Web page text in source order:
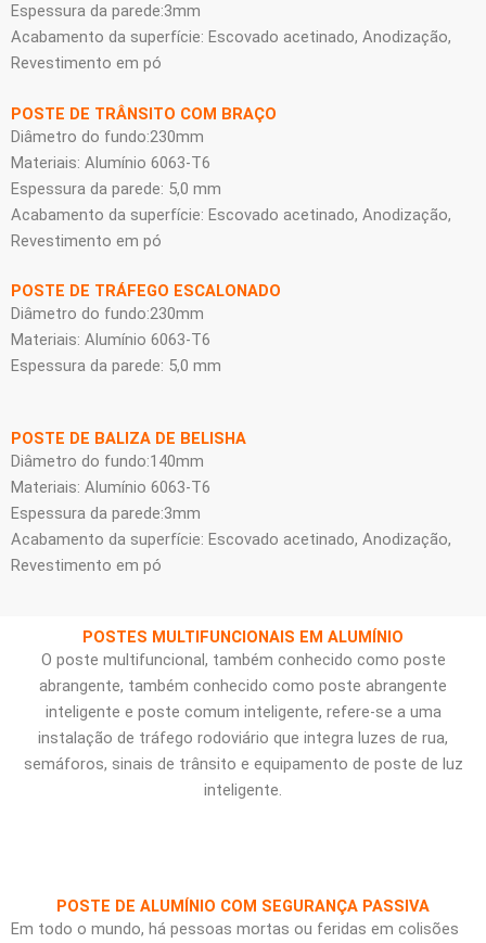
Espessura da parede:3mm
Acabamento da superfície: Escovado acetinado, Anodização,
Revestimento em pó
POSTE DE TRÂNSITO COM BRAÇO
Diâmetro do fundo:230mm
Materiais: Alumínio 6063-T6
Espessura da parede: 5,0 mm
Acabamento da superfície: Escovado acetinado, Anodização,
Revestimento em pó
POSTE DE TRÁFEGO ESCALONADO
Diâmetro do fundo:230mm
Materiais: Alumínio 6063-T6
Espessura da parede: 5,0 mm
POSTE DE BALIZA DE BELISHA
Diâmetro do fundo:140mm
Materiais: Alumínio 6063-T6
Espessura da parede:3mm
Acabamento da superfície: Escovado acetinado, Anodização,
Revestimento em pó
POSTES MULTIFUNCIONAIS EM ALUMÍNIO
O poste multifuncional, também conhecido como poste
abrangente, também conhecido como poste abrangente
inteligente e poste comum inteligente, refere-se a uma
instalação de tráfego rodoviário que integra luzes de rua,
semáforos, sinais de trânsito e equipamento de poste de luz
inteligente.
POSTE DE ALUMÍNIO COM SEGURANÇA PASSIVA
Em todo o mundo, há pessoas mortas ou feridas em colisões